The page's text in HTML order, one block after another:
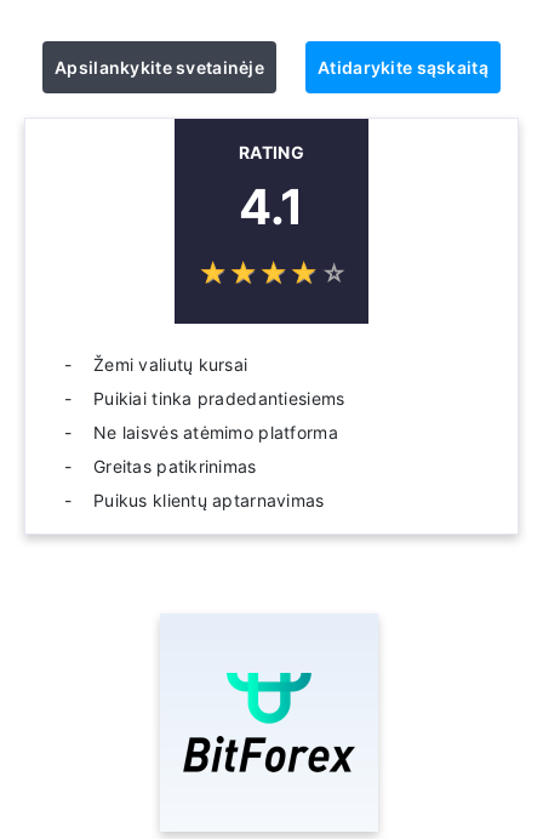
Apsilankykite svetainėje Atidarykite sąskaitą
RATING
4.1
☆☆☆☆ ☆
★★★★ ★
Žemi valiutų kursai
Puikiai tinka pradedantiesiems
Ne laisvės atėmimo platforma
Greitas patikrinimas
Puikus klientų aptarnavimas